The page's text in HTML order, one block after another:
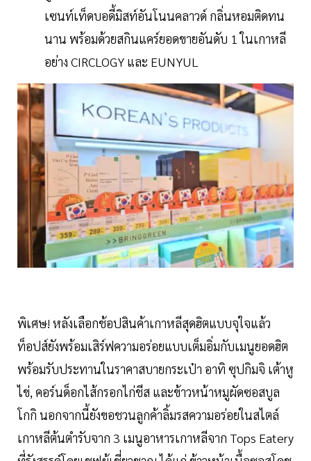
เซนท์เท็ดบอดี้มิสท์อันโนนคลาวด์ กลิ่นหอมติดทน
นาน พร้อมด้วยสกินแคร์ยอดขายอันดับ 1 ในเกาหลี
อย่าง CIRCLOGY และ EUNYUL
พิเศษ! หลังเลือกช้อปสินค้าเกาหลีสุดฮิตแบบจุใจแล้ว
ท็อปส์ยังพร้อมเสิร์ฟความอร่อยแบบเต็มอิ่มกับเมนูยอดฮิต
พร้อมรับประทานในราคาสบายกระเป๋า อาทิ ซุปกิมจิ เต้าหู
ไข่, คอร์นด็อกไส้กรอกไก่ชีส และข้าวหน้าหมูผัดซอสบูล
โกกิ นอกจากนี้ยังขอชวนลูกค้าลิ้มรสความอร่อยในสไตล์
เกาหลีต้นตำรับจาก 3 เมนูอาหารเกาหลีจาก Tops Eatery